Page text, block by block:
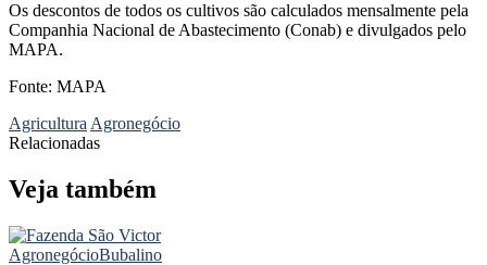
Os descontos de todos os cultivos são calculados mensalmente pela
Companhia Nacional de Abastecimento (Conab) e divulgados pelo
MAPA.
Fonte: MAPA
Agricultura Agronegócio
Relacionadas
Veja também
AgronegócioBubalino